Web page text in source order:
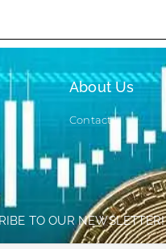
About Us
Contact
TO OUR NEWSLETTER!